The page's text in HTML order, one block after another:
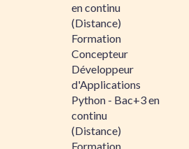
en continu
(Distance)
Formation
Concepteur
Développeur
d'Applications
Python - Bac+3 en
continu
(Distance)
Formation